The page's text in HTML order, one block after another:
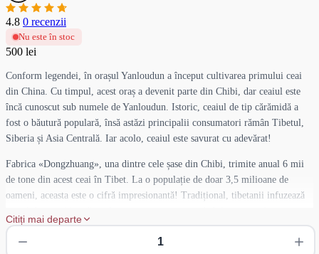
4.8 0 recenzii
Nu este în stoc
500 lei
Conform legendei, în orașul Yanloudun a început cultivarea primului ceai
din China. Cu timpul, acest oraș a devenit parte din Chibi, dar ceaiul este
încă cunoscut sub numele de Yanloudun. Istoric, ceaiul de tip cărămidă a
fost o băutură populară, însă astăzi principalii consumatori rămân Tibetul,
Siberia și Asia Centrală. Iar acolo, ceaiul este savurat cu adevărat!
Fabrica «Dongzhuang», una dintre cele șase din Chibi, trimite anual 6 mii
de tone din acest ceai în Tibet. La o populație de doar 3,5 milioane de
oameni, aceasta este o cifră impresionantă! Tradițional, tibetanii infuzează
ritual.
Citiți mai departe